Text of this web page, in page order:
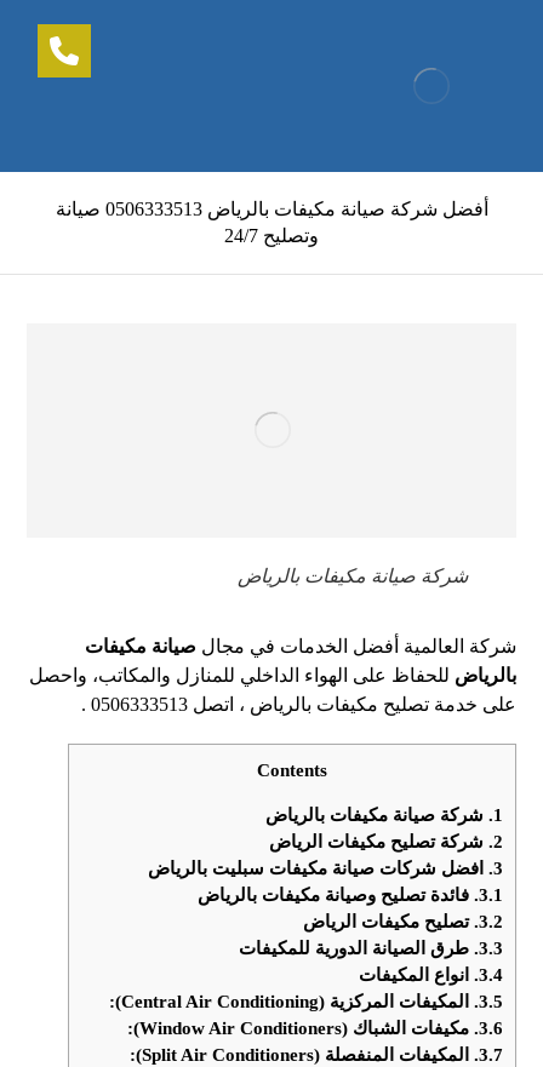
أفضل شركة صيانة مكيفات بالرياض 0506333513 صيانة
وتصليح 24/7
شركة صيانة مكيفات بالرياض
شركة العالمية أفضل الخدمات في مجال صيانة مكيفات
بالرياض للحفاظ على الهواء الداخلي للمنازل والمكاتب، واحصل
على خدمة تصليح مكيفات بالرياض ، اتصل 0506333513 .
Contents
1. شركة صيانة مكيفات بالرياض
2. شركة تصليح مكيفات الرياض
3.
افضل شركات صيانة مكيفات سبليت بالرياض
3.1. فائدة تصليح وصيانة مكيفات بالرياض
3.2. تصليح مكيفات الرياض
3.3. طرق الصيانة الدورية للمكيفات
3.4.
انواع المكيفات
3.5.
المكيفات المركزية (Central Air Conditioning):
3.6. مكيفات الشباك (Window Air Conditioners):
3.7.
المكيفات المنفصلة (Split Air Conditioners):